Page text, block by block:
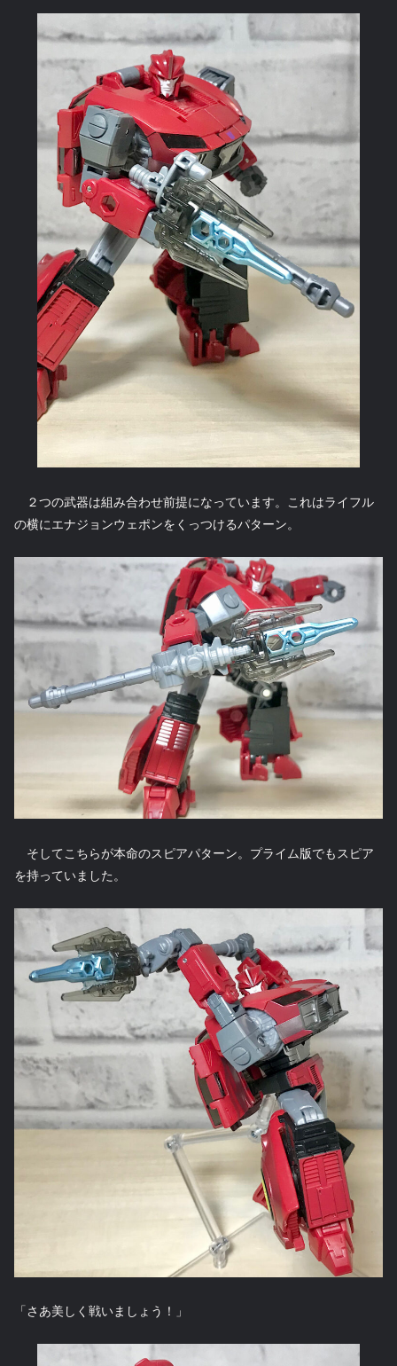
２つの武器は組み合わせ前提になっています。これはライフル
の横にエナジョンウェポンをくっつけるパターン。
そしてこちらが本命のスピアパターン。プライム版でもスピア
を持っていました。
「さあ美しく戦いましょう！」